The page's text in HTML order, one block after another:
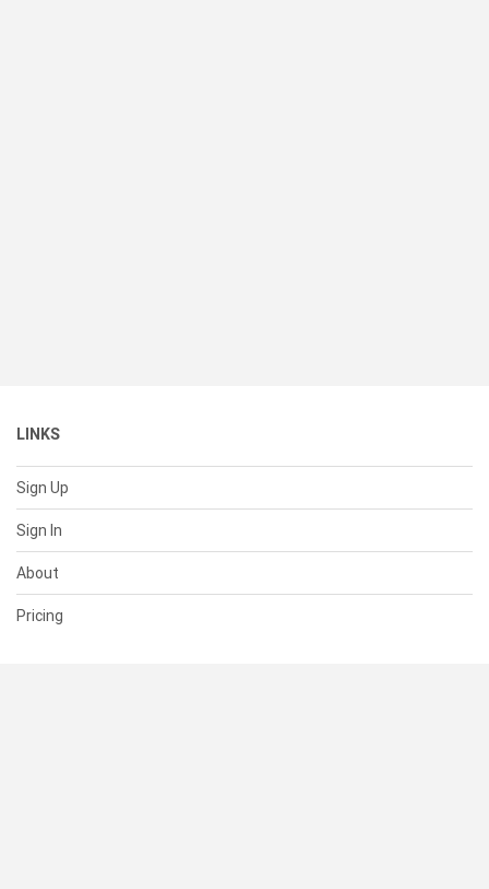
LINKS
Sign Up
Sign In
About
Pricing